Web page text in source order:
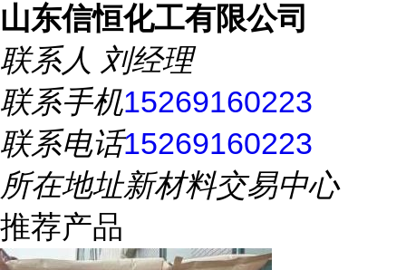
山东信恒化工有限公司
联系人 刘经理
联系手机15269160223
联系电话15269160223
所在地址新材料交易中心
推荐产品